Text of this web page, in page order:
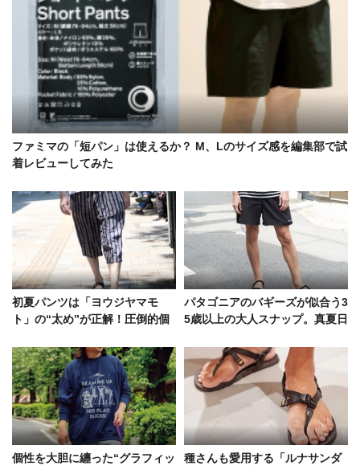
ファミマの「短パン」は使えるか？ M、Lのサイズ感を編集部で試
着レビューしてみた
初夏パンツは「ヨウジヤマモ
ト」の“太め”が正解！圧倒的個
パタゴニアのバギーズが似合う3
5歳以上の大人スナップ。真夏日
個性を大胆に纏った“グラフィッ
種さんも愛用する「ルナサンダ